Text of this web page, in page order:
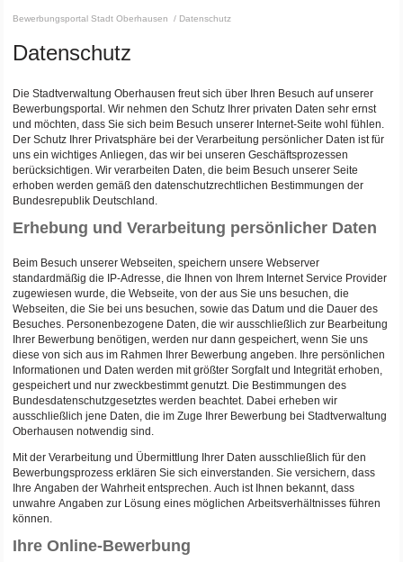
Bewerbungsportal Stadt Oberhausen / Datenschutz
Datenschutz
Die Stadtverwaltung Oberhausen freut sich über Ihren Besuch auf unserer
Bewerbungsportal. Wir nehmen den Schutz Ihrer privaten Daten sehr ernst
und möchten, dass Sie sich beim Besuch unserer Internet-Seite wohl fühlen.
Der Schutz Ihrer Privatsphäre bei der Verarbeitung persönlicher Daten ist für
uns ein wichtiges Anliegen, das wir bei unseren Geschäftsprozessen
berücksichtigen. Wir verarbeiten Daten, die beim Besuch unserer Seite
erhoben werden gemäß den datenschutzrechtlichen Bestimmungen der
Bundesrepublik Deutschland.
Erhebung und Verarbeitung persönlicher Daten
Beim Besuch unserer Webseiten, speichern unsere Webserver
standardmäßig die IP-Adresse, die Ihnen von Ihrem Internet Service Provider
zugewiesen wurde, die Webseite, von der aus Sie uns besuchen, die
Webseiten, die Sie bei uns besuchen, sowie das Datum und die Dauer des
Besuches. Personenbezogene Daten, die wir ausschließlich zur Bearbeitung
Ihrer Bewerbung benötigen, werden nur dann gespeichert, wenn Sie uns
diese von sich aus im Rahmen Ihrer Bewerbung angeben. Ihre persönlichen
Informationen und Daten werden mit größter Sorgfalt und Integrität erhoben,
gespeichert und nur zweckbestimmt genutzt. Die Bestimmungen des
Bundesdatenschutzgesetztes werden beachtet. Dabei erheben wir
ausschließlich jene Daten, die im Zuge Ihrer Bewerbung bei Stadtverwaltung
Oberhausen notwendig sind.
Mit der Verarbeitung und Übermittlung Ihrer Daten ausschließlich für den
Bewerbungsprozess erklären Sie sich einverstanden. Sie versichern, dass
Ihre Angaben der Wahrheit entsprechen. Auch ist Ihnen bekannt, dass
unwahre Angaben zur Lösung eines möglichen Arbeitsverhältnisses führen
können.
Ihre Online-Bewerbung